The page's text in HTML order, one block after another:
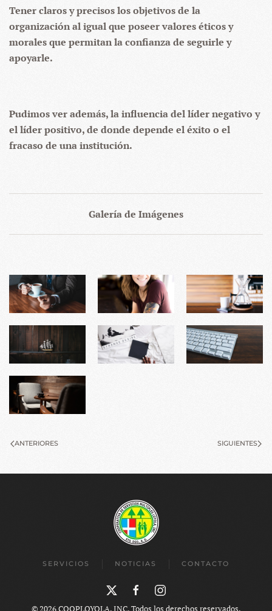
Tener claros y precisos los objetivos de la
organización al igual que poseer valores éticos y
morales que permitan la confianza de seguirle y
apoyarle.
Pudimos ver además, la influencia del líder negativo y
el líder positivo, de donde depende el éxito o el
fracaso de una institución.
Galería de Imágenes
ANTERIORES SIGUIENTES
SERVICIOS NOTICIAS CONTACTO
© 2026COOPLOYOLA, INC. Todos los derechos reservados.